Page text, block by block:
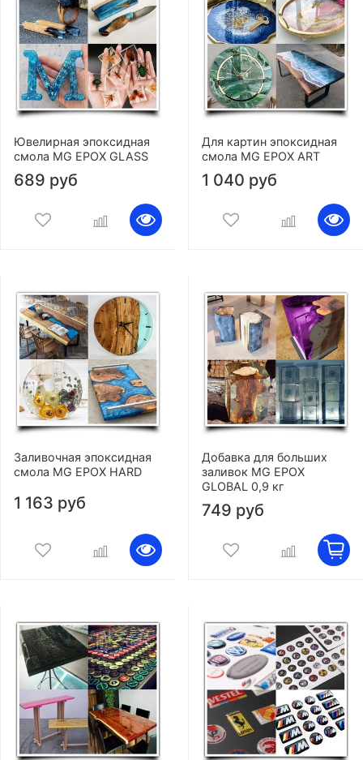
Ювелирная эпоксидная
смола MG EPOX GLASS
689 руб
Для картин эпоксидная
смола MG EPOX ART
1 040 руб
Заливочная эпоксидная
смола MG EPOX HARD
1 163 руб
Добавка для больших
заливок MG EPOX
GLOBAL 0,9 кг
749 руб